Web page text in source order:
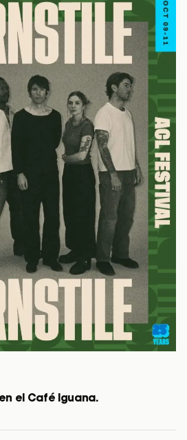
el Café Iguana.